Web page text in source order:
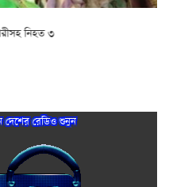
নিহত ৩
দেশের রেডিও শুনুন